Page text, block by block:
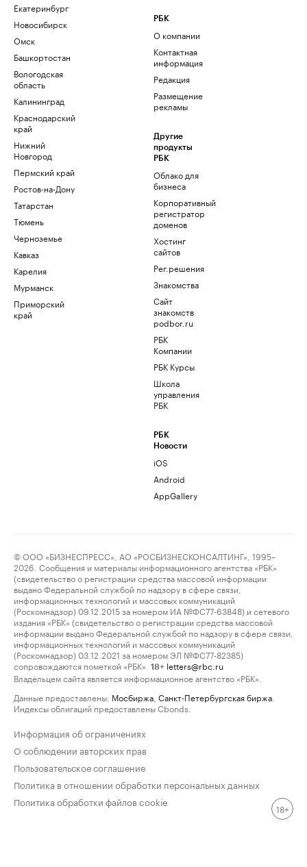
Екатеринбург
Новосибирск
Омск
Башкортостан
Вологодская
область
Калининград
Краснодарский
край
Нижний
Новгород
Пермский край
Ростов-на-Дону
Татарстан
Тюмень
Черноземье
Кавказ
Карелия
Мурманск
Приморский
край
РБК
О компании
Контактная
информация
Редакция
Размещение
рекламы
Другие
продукты
РБК
Облако для
бизнеса
Корпоративный
регистратор
доменов
Хостинг
сайтов
Рег.решения
Знакомства
Сайт
знакомств
podbor.ru
РБК
Компании
РБК Курсы
Школа
управления
РБК
РБК
Новости
iOS
Android
AppGallery
© ООО «БИЗНЕСПРЕСС», АО «РОСБИЗНЕСКОНСАЛТИНГ», 1995–
2026. Сообщения и материалы информационного агентства «РБК»
(свидетельство о регистрации средства массовой информации
выдано Федеральной службой по надзору в сфере связи,
информационных технологий и массовых коммуникаций
(Роскомнадзор) 09.12.2015 за номером ИА №ФС77-63848) и сетевого
издания «РБК» (свидетельство о регистрации средства массовой
информации выдано Федеральной службой по надзору в сфере связи,
информационных технологий и массовых коммуникаций
(Роскомнадзор) 03.12.2021 за номером ЭЛ №ФС77-82385)
сопровождаются пометкой «РБК».
18+ letters@rbc.ru
Владельцем сайта является информационное агентство «РБК».
Данные предоставлены: Мосбиржа Санкт-Петербургская биржа
Индексы облигаций предоставлены Cbonds.
Информация об ограничениях
О соблюдении авторских прав
Пользовательское соглашение
Политика в отношении обработки персональных данных
Политика обработки файлов cookie
18+